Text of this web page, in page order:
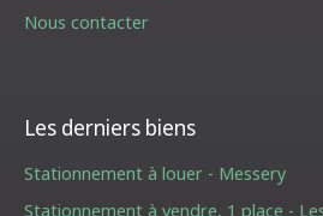
Nous contacter
Les derniers biens
Stationnement à louer - Messery
Stationnement à vendre, 1 place -